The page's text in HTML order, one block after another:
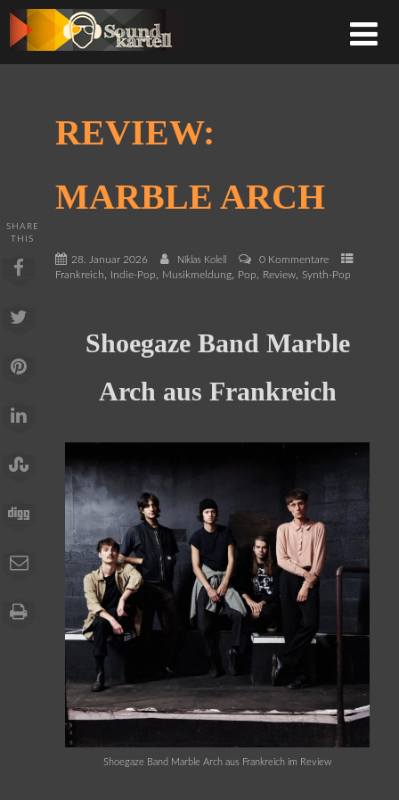
REVIEW:
MARBLE ARCH
28. Januar 2026 Niklas Kolell
0 Kommentare
Frankreich, Indie-Pop, Musikmeldung, Pop, Review, Synth-Pop
SHARE
THIS
Shoegaze Band Marble
Arch aus Frankreich
Shoegaze Band Marble Arch aus Frankreich im Review